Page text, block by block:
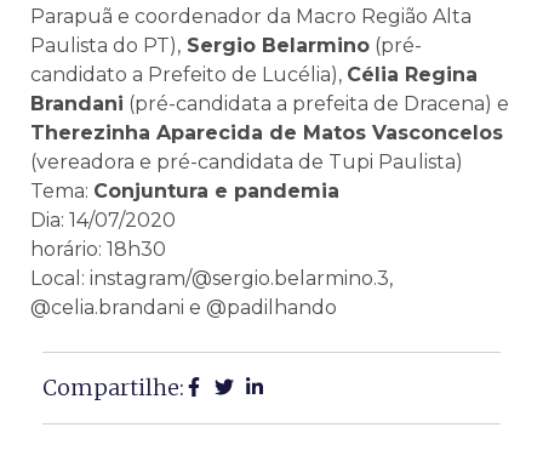
Parapuã e coordenador da Macro Região Alta
Paulista do PT), Sergio Belarmino (pré-
candidato a Prefeito de Lucélia), Célia Regina
Brandani (pré-candidata a prefeita de Dracena) e
Therezinha Aparecida de Matos Vasconcelos
(vereadora e pré-candidata de Tupi Paulista)
Tema: Conjuntura e pandemia
Dia: 14/07/2020
horário: 18h30
Local: instagram/@sergio.belarmino.3,
@celia.brandani e @padilhando
Compartilhe: